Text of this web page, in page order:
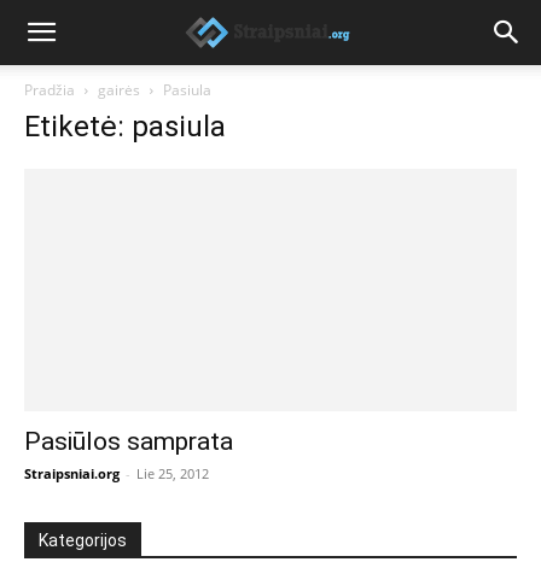
Pradžia gairės Pasiula
Etiketė: pasiula
Pasiūlos samprata
Straipsniai.org - Lie 25, 2012
Kategorijos